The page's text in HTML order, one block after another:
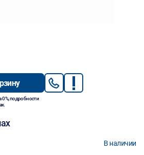
0%, подробности
В наличии